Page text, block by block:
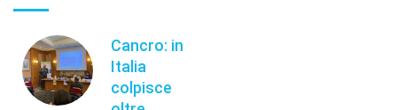
Cancro: in
Italia
colpisce